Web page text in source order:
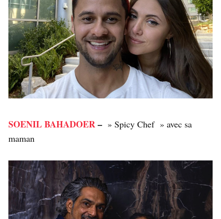
SOENIL BAHADOER– » Spicy Chef » avec sa
maman